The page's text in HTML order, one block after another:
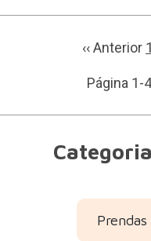
‹‹ Anterior 1
Página 1-